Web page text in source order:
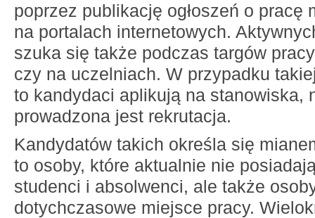
poprzez publikację ogłoszeń o pracę
na portalach internetowych.
szuka się także podczas targów
czy na uczelniach. W przypadku
to kandydaci aplikują na stanowiska,
prowadzona jest rekrutacja.
Kandydatów takich określa się
to osoby, które aktualnie nie
studenci i absolwenci, ale także
dotychczasowe miejsce pracy.